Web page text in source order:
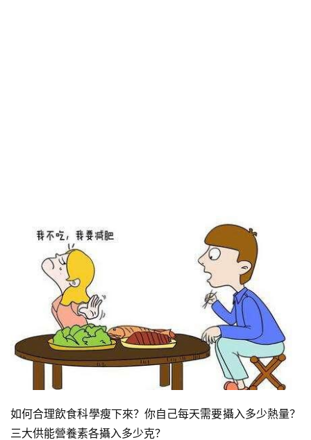
如何合理飲食科學瘦下來？你自己每天需要攝入多少熱量？
三大供能營養素各攝入多少克？